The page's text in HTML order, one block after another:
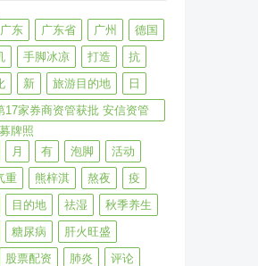
广东 广东省 广州
德国
手脚冰凉 打造
抗
新 旅游目的地
日
17家券商资管获批 安信资管
牌照
月 有 泡脚
活动
重 熊梓淇 熬夜
疫
目的地 祛湿
秋季养生
糖尿病
肝火旺盛
股票配资 肺炎
评论